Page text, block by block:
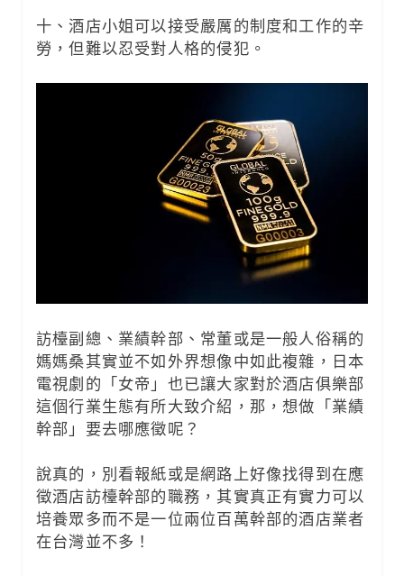
十、酒店小姐可以接受嚴厲的制度和工作的辛
勞，但難以忍受對人格的侵犯。
訪檯副總、業績幹部、常董或是一般人俗稱的
媽媽桑其實並不如外界想像中如此複雜，日本
電視劇的「女帝」也已讓大家對於酒店俱樂部
這個行業生態有所大致介紹，那，想做「業績
幹部」要去哪應徵呢？
說真的，別看報紙或是網路上好像找得到在應
徵酒店訪檯幹部的職務，其實真正有實力可以
培養眾多而不是一位兩位百萬幹部的酒店業者
在台灣並不多！